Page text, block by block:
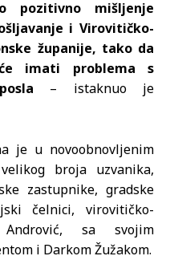
pozitivno mišljenje
i Virovitičko-
županije, tako da
imati problema s
– istaknuo je
je u novoobnovljenim
broja uzvanika,
zastupnike, gradske
čelnici, virovitičko-
sa svojim
i Darkom Žužakom.